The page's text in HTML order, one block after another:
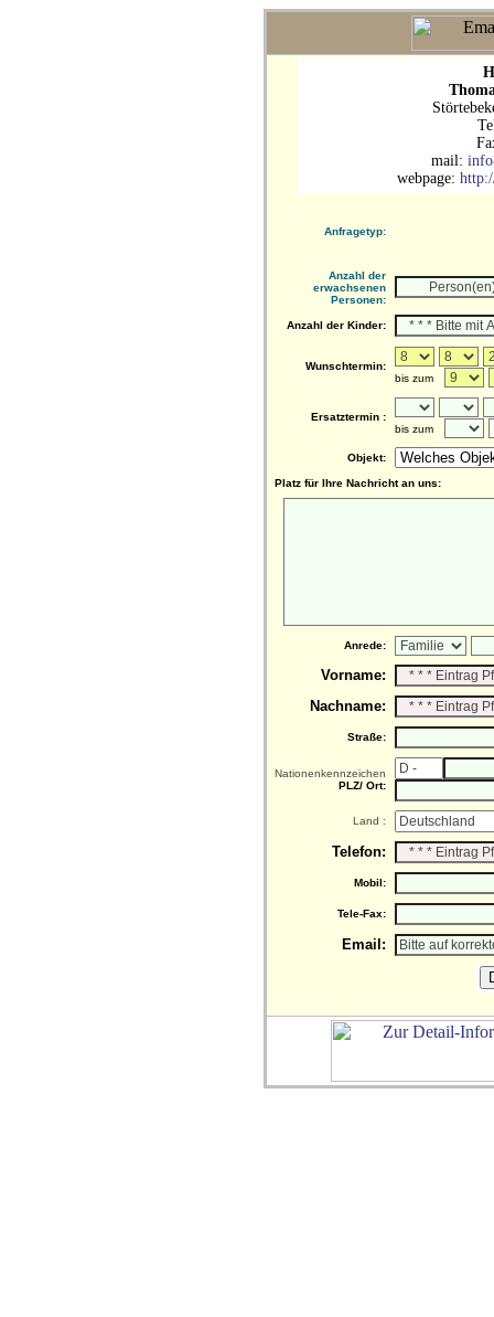
mail:
webpage:
Anfragetyp:
Anzahl der
erwachsenen
Personen:
Anzahl der Kinder:
Wunschtermin:
bis zum
Ersatztermin :
bis zum
Objekt:
Platz für Ihre Nachricht an uns:
Anrede:
Vorname:
Nachname:
Straße:
Nationenkennzeichen
PLZ/ Ort:
Land :
Telefon:
Mobil:
Tele-Fax:
Email: